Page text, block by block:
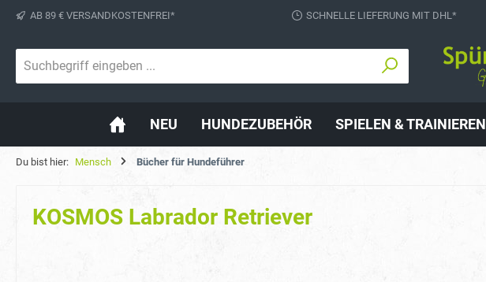
Zur Hauptnavigation springen
AB 89 € VERSANDKOSTENFREI* SCHNELLE LIEFERUNG MIT DHL*
NEU HUNDEZUBEHÖR SPIELEN & TRAINIEREN
Du bist hier: Mensch Bücher für Hundeführer
KOSMOS Labrador Retriever